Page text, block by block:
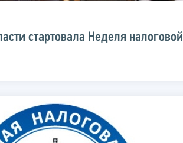
стартовала Неделя налоговой